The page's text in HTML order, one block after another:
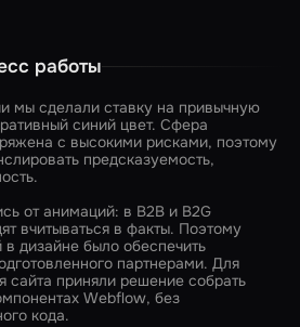
работы
мы сделали ставку на привычную
синий цвет. Сфера
с высокими рисками, поэтому
предсказуемость,
от анимаций: в B2B и B2G
вчитываться в факты. Поэтому
дизайне было обеспечить
партнерами. Для
сайта приняли решение собрать
Webflow, без
кода.